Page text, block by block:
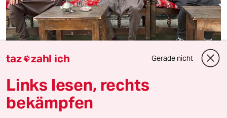
Kurden in der Türkei
Seit Jahrtausenden teilen Kurden im Dengbêj-
Haus ihre Geschichte, seit Kurzem auch Hoffnung
auf Frieden. Präsident Erdoğan hat noch andere
taz zahl ich Gerade nicht
Links lesen, rechts
bekämpfen